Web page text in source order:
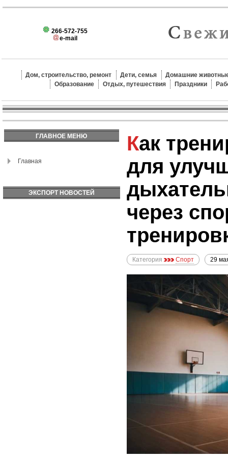
266-572-755
e-mail
Дом, строительство, ремонт Дети, семья
Домашние
Образование
Отдых, путешествия Праздники
ГЛАВНОЕ МЕНЮ
Главная
ЭКСПОРТ НОВОСТЕЙ
Как тренировать детей
для
через
Категория Спорт 29